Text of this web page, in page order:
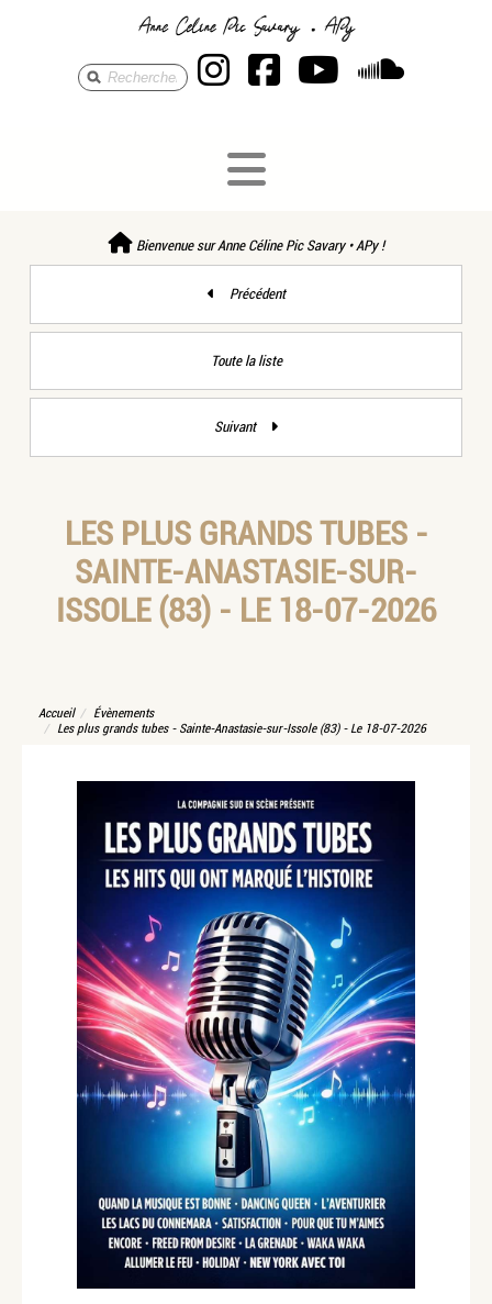
Anne Céline Pic
Anne Céline
AnneAnne
Bienvenue sur Anne Céline Pic Savary • APy !
Précédent
Toute la liste
Suivant
LES PLUS GRANDS TUBES -
SAINTE-ANASTASIE-SUR-
ISSOLE (83) - LE 18-07-2026
Accueil
Évènements
Les plus grands tubes - Sainte-Anastasie-sur-Issole (83) - Le 18-07-2026